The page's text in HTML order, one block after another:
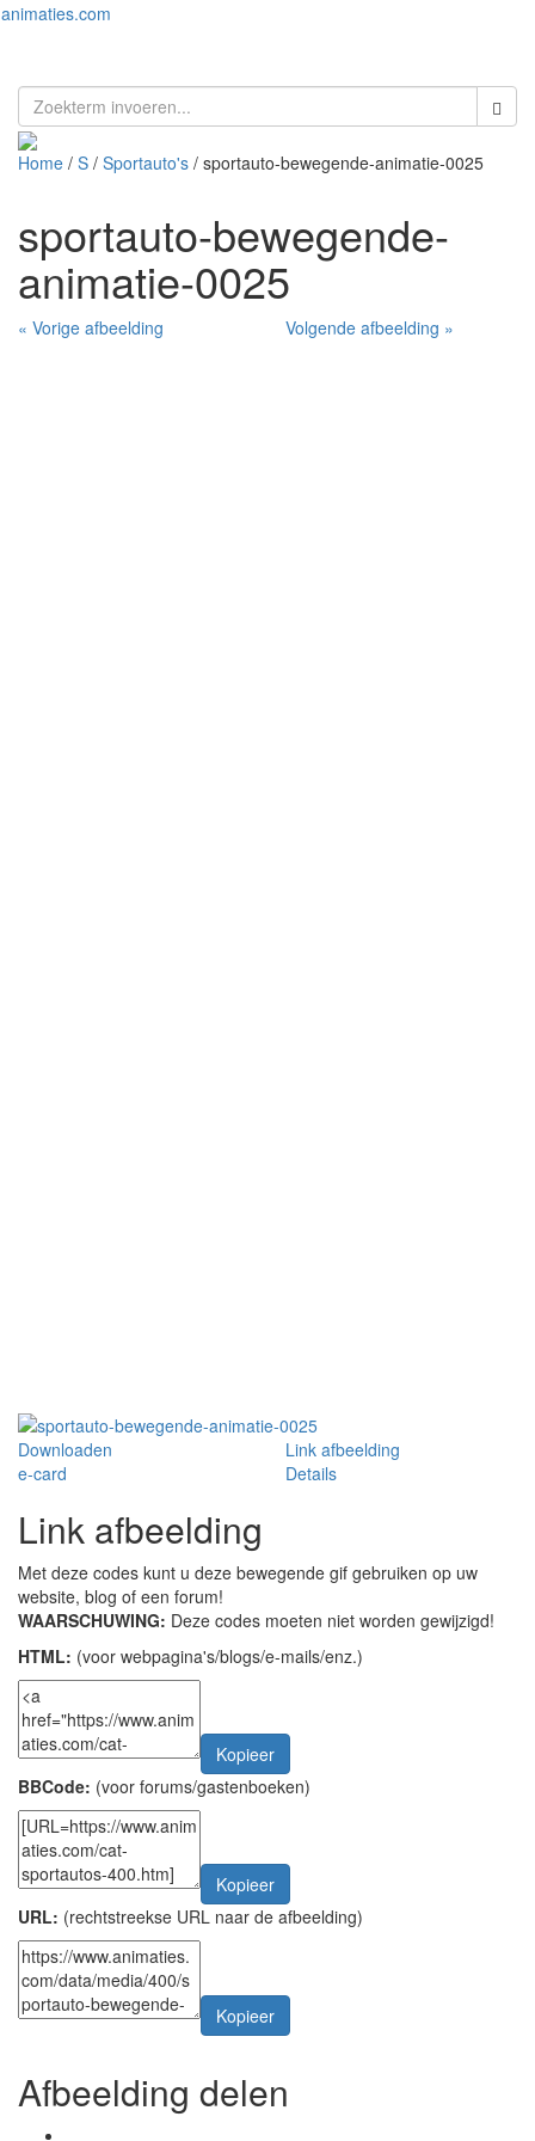
animaties.com
Home / S / Sportauto's / sportauto-bewegende-animatie-0025
sportauto-bewegende-
animatie-0025
« Vorige afbeelding Volgende afbeelding »
Downloaden
Link afbeelding
e-card
Details
Link afbeelding
Met deze codes kunt u deze bewegende gif gebruiken op uw
website, blog of een forum!
WAARSCHUWING: Deze codes moeten niet worden gewijzigd!
HTML: (voor webpagina's/blogs/e-mails/enz.)
Kopieer
BBCode: (voor forums/gastenboeken)
Kopieer
URL: (rechtstreekse URL naar de afbeelding)
Kopieer
Afbeelding delen